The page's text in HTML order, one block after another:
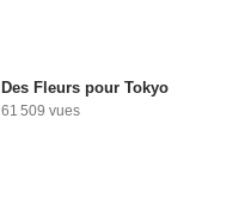
Des Fleurs pour Tokyo
61 509 vues